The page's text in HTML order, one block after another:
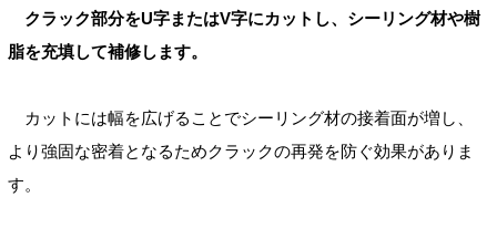
クラック部分をU字またはV字にカットし、シーリング材や樹
脂を充填して補修します。
カットには幅を広げることでシーリング材の接着面が増し、
より強固な密着となるためクラックの再発を防ぐ効果がありま
す。